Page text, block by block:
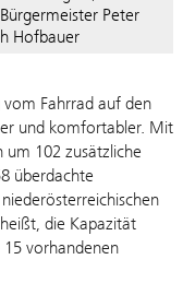
Peter
Hofbauer
Fahrrad auf den
und komfortabler. Mit
um 102 zusätzliche
überdachte
die Kapazität
vorhandenen